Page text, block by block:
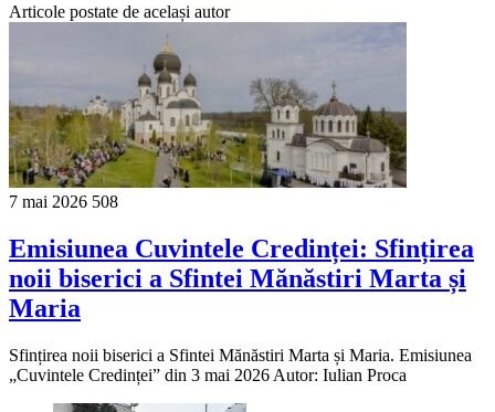
Articole postate de același autor
7 mai 2026 508
Emisiunea Cuvintele Credinței: Sfințirea
noii biserici a Sfintei Mănăstiri Marta și
Maria
Sfințirea noii biserici a Sfintei Mănăstiri Marta și Maria. Emisiunea
„Cuvintele Credinței” din 3 mai 2026 Autor: Iulian Proca